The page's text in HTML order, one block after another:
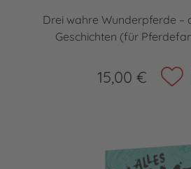
Drei wahre Wunderpferde –
Geschichten (für
15,00 €